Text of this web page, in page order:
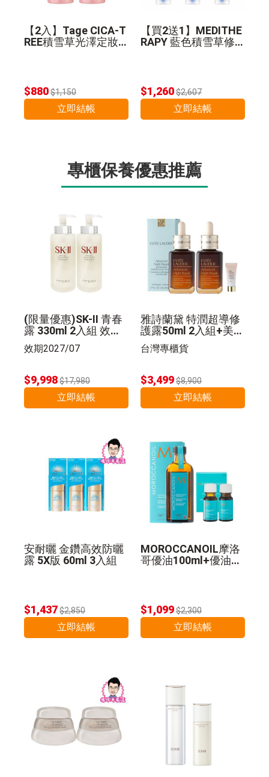
【2入】Tage CICA-T
REE積雪草光澤定妝
$880$1,150
立即結帳
【買2送1】MEDITHE
RAPY 藍色積雪草修
$1,260$2,607
立即結帳
專櫃保養優惠推薦
(限量優惠)SK-II 青春
露 330ml 2入組 效期2
027/07
效期2027/07
$9,998$17,980
立即結帳
雅詩蘭黛 特潤超導修
護露50ml 2入組+美肌
乳 5ml 公司貨
台灣專櫃貨
$3,499$8,900
立即結帳
安耐曬 金鑽高效防曬
露 5X版 60ml 3入組
$1,437$2,850
立即結帳
MOROCCANOIL摩洛
哥優油100ml+優油MI
$1,099$2,300
立即結帳